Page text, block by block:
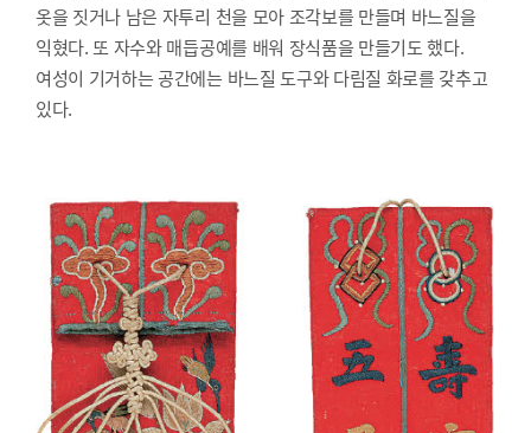
옷을 짓거나 남은 자투리 천을 모아 조각보를 만들며 바느질을
익혔다. 또 자수와 매듭공예를 배워 장식품을 만들기도 했다.
여성이 기거하는 공간에는 바느질 도구와 다림질 화로를 갖추고
있다.